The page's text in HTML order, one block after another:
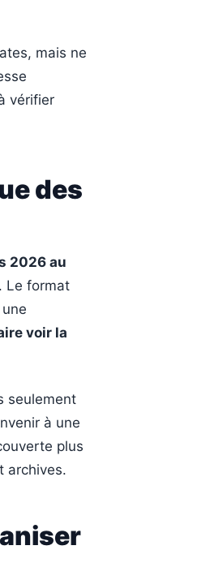
mais ne
vérifier
des
2026 au
. Le format
voir la
seulement
à une
plus
archives.